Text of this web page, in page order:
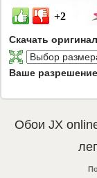
+2
Скачать
Ваше
Обои JX